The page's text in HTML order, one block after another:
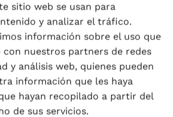
sitio web se usan para
y analizar el tráfico.
información sobre el uso que
con nuestros partners de redes
y análisis web, quienes pueden
información que les haya
hayan recopilado a partir del
de sus servicios.
la única bebida que debe ser
y aceptada en el medio
las técnicas culinarias
e intentar no repetirlas en
segundo plato.
o para uso en crudo, el aceite